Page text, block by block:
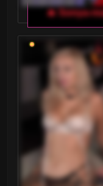
ROZMOWACH
doświadczenia
pomoże w pełni
daje ta platforma.
SZTUKA
CZATACH DLA
Manipulacja na
🔥 Sonya-